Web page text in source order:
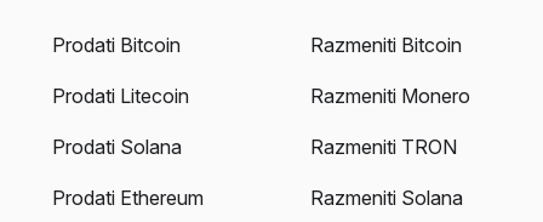
Prodati Bitcoin
Prodati Litecoin
Prodati Solana
Prodati Ethereum
Razmeniti Bitcoin
Razmeniti Monero
Razmeniti TRON
Razmeniti Solana